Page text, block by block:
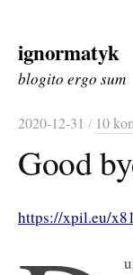
Skip
to
ignormatyk
blogito ergo sum
2020-12-31 / 10
Good
https://xpil.eu/x81